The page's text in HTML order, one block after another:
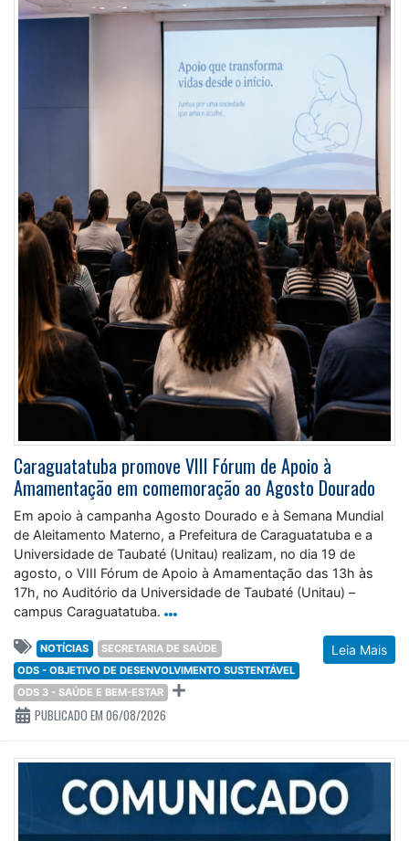
Caraguatatuba promove VIII Fórum de Apoio à
Amamentação em comemoração ao Agosto Dourado
Em apoio à campanha Agosto Dourado e à Semana Mundial
de Aleitamento Materno, a Prefeitura de Caraguatatuba e a
Universidade de Taubaté (Unitau) realizam, no dia 19 de
agosto, o VIII Fórum de Apoio à Amamentação das 13h às
17h, no Auditório da Universidade de Taubaté (Unitau) –
campus Caraguatatuba.
Leia Mais
NOTÍCIAS
SECRETARIA DE SAÚDE
ODS - OBJETIVO DE DESENVOLVIMENTO SUSTENTÁVEL
ODS 3 - SAÚDE E BEM-ESTAR
PUBLICADO EM 06/08/2026